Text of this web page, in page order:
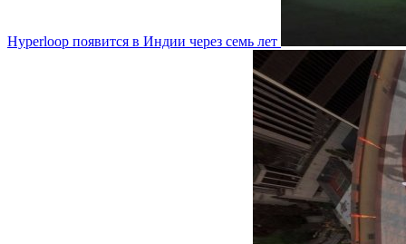
Hyperloop появится в Индии через семь лет